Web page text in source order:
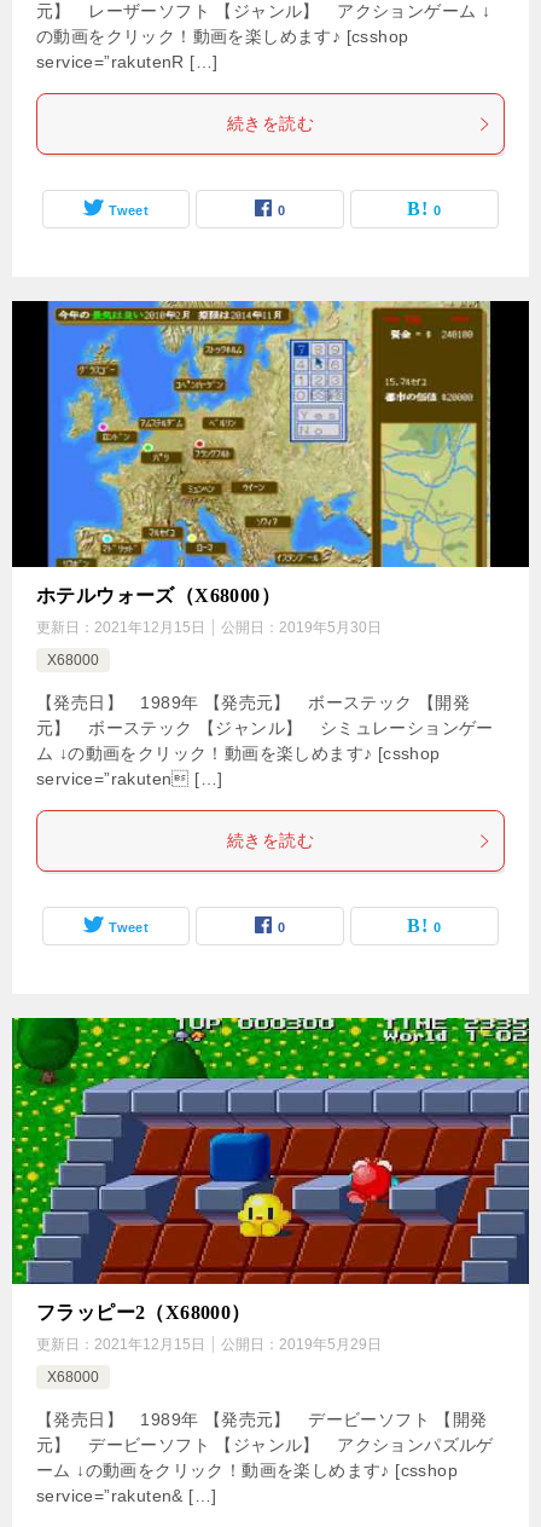
元】 レーザーソフト 【ジャンル】 アクションゲーム ↓
の動画をクリック！動画を楽しめます♪ [csshop
service=”rakutenR […]
続きを読む
Tweet 0 0
ホテルウォーズ（X68000）
更新日： 2021年12月15日 公開日： 2019年5月30日
X68000
【発売日】 1989年 【発売元】 ボーステック 【開発
元】 ボーステック 【ジャンル】 シミュレーションゲー
ム ↓の動画をクリック！動画を楽しめます♪ [csshop
service=”rakuten […]
続きを読む
Tweet 0 0
フラッピー2（X68000）
更新日： 2021年12月15日 公開日： 2019年5月29日
X68000
【発売日】 1989年 【発売元】 デービーソフト 【開発
元】 デービーソフト 【ジャンル】 アクションパズルゲ
ーム ↓の動画をクリック！動画を楽しめます♪ [csshop
service=”rakuten& […]